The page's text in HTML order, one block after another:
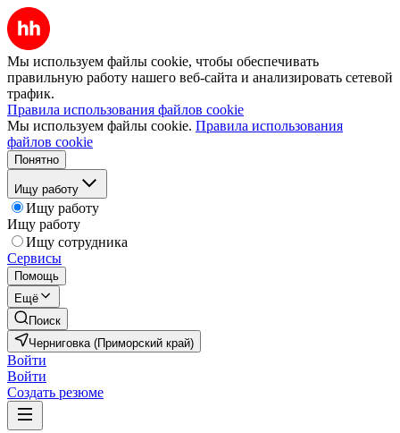
Мы используем файлы cookie, чтобы обеспечивать
правильную работу нашего веб-сайта и анализировать сетевой
трафик.
Правила использования файлов cookie
Мы используем файлы cookie. Правила использования
файлов cookie
Понятно
Ищу работу
Ищу работу
Ищу работу
Ищу сотрудника
Сервисы
Помощь
Ещё
Поиск
Черниговка (Приморский край)
Войти
Войти
Создать резюме